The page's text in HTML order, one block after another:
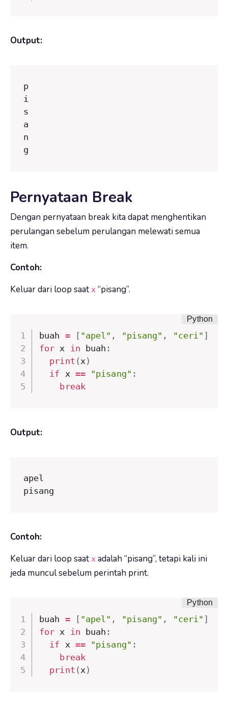
Output:
p
i
s
a
n
g
Pernyataan Break
Dengan pernyataan break kita dapat menghentikan
perulangan sebelum perulangan melewati semua
item.
Contoh:
Keluar dari loop saat x “pisang”.
buah = [ "apel" , "pisang" , "ceri" ]
for x in buah :
print ( x )
if x == "pisang" :
break
Output:
apel
pisang
Contoh:
Keluar dari loop saat x adalah “pisang”, tetapi kali ini
jeda muncul sebelum perintah print.
buah = [ "apel" , "pisang" , "ceri" ]
for x in buah :
if x == "pisang" :
break
print ( x )